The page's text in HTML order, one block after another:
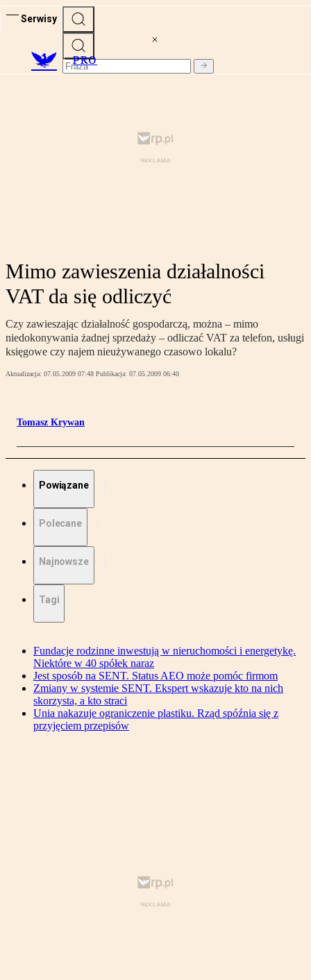
Serwisy
PRO
Mimo zawieszenia działalności
VAT da się odliczyć
Czy zawieszając działalność gospodarczą, można – mimo
niedokonywania żadnej sprzedaży – odliczać VAT za telefon, usługi
księgowe czy najem nieużywanego czasowo lokalu?
Aktualizacja: 07.05.2009 07:48 Publikacja: 07.05.2009 06:40
Tomasz Krywan
Powiązane
Polecane
Najnowsze
Tagi
Fundacje rodzinne inwestują w nieruchomości i energetykę.
Niektóre w 40 spółek naraz
Jest sposób na SENT. Status AEO może pomóc firmom
Zmiany w systemie SENT. Ekspert wskazuje kto na nich
skorzysta, a kto straci
Unia nakazuje ograniczenie plastiku. Rząd spóźnia się z
przyjęciem przepisów